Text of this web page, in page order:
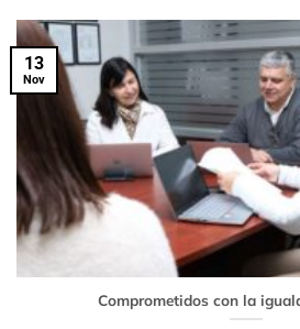
Comprometidos con la
13
Nov